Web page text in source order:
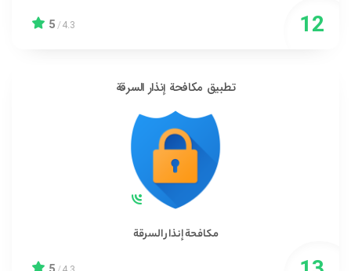
4.3
/
5
تطبيق مكافحة إنذار السرقة
مكافحة إنذار السرقة